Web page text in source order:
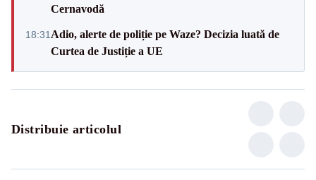
Cernavodă
18:31 Adio, alerte de poliție pe Waze? Decizia luată de
Curtea de Justiție a UE
Distribuie articolul